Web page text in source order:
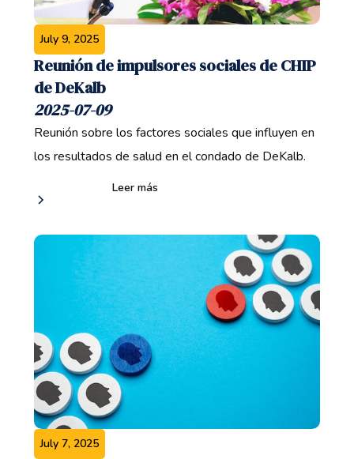
July 9, 2025
Reunión de impulsores sociales de CHIP
de DeKalb
2025-07-09
Reunión sobre los factores sociales que influyen en
los resultados de salud en el condado de DeKalb.
Leer más
July 7, 2025